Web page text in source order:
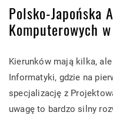
Polsko-Japońska
Komputerowych
Kierunków mają kilka,
Informatyki, gdzie na
specjalizację z
uwagę to bardzo silny